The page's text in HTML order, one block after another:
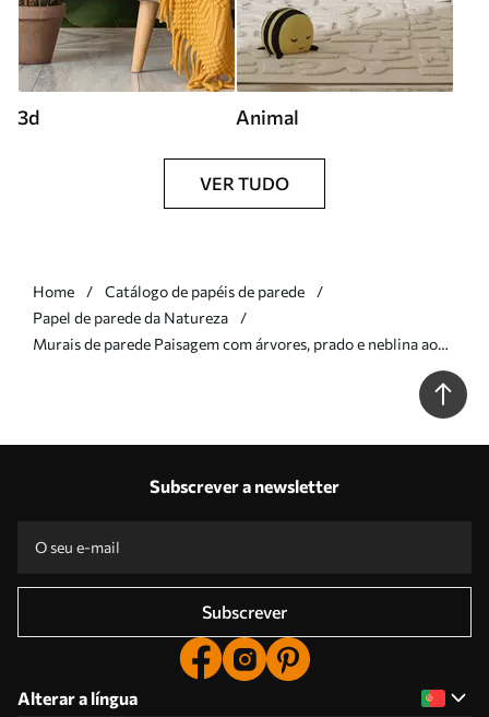
3d Animal
VER TUDO
Home
Catálogo de papéis de parede
Papel de parede da Natureza
Murais de parede Paisagem com árvores, prado e neblina ao
Subscrever a newsletter
Subscrever
Alterar a língua